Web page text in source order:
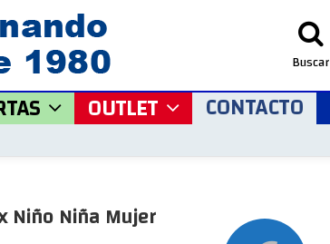
Buscar
OUTLET CONTACTO
Niño Niña Mujer